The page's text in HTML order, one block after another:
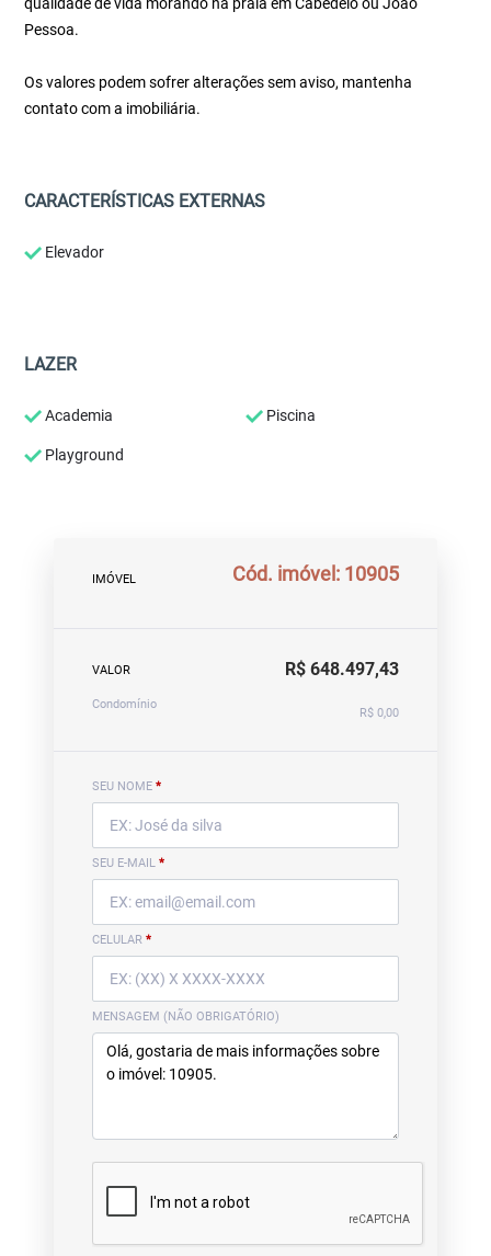
Pessoa.
Os valores podem sofrer alterações sem aviso, mantenha
contato com a imobiliária.
CARACTERÍSTICAS EXTERNAS
Elevador
LAZER
Academia Piscina
Playground
IMÓVEL Cód. imóvel: 10905
VALOR R$ 648.497,43
Condomínio
R$ 0,00
SEU NOME *
SEU E-MAIL *
CELULAR *
MENSAGEM (NÃO OBRIGATÓRIO)